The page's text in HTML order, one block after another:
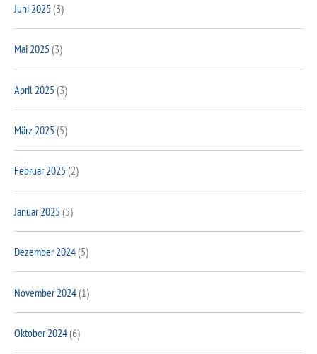
Juni 2025 (3)
Mai 2025 (3)
April 2025 (3)
März 2025 (5)
Februar 2025 (2)
Januar 2025 (5)
Dezember 2024(5)
November 2024(1)
Oktober 2024(6)